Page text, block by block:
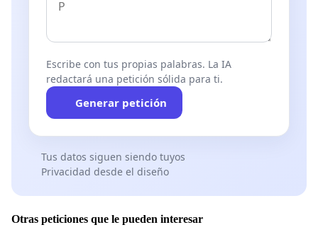
Escribe con tus propias palabras. La IA
redactará una petición sólida para ti.
Generar petición
Tus datos siguen siendo tuyos
Privacidad desde el diseño
Otras peticiones que le pueden interesar